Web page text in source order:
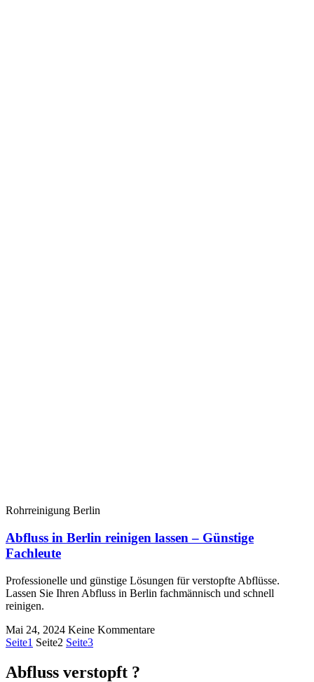
Rohrreinigung Berlin
Abfluss in Berlin reinigen lassen – Günstige
Fachleute
Professionelle und günstige Lösungen für verstopfte Abflüsse.
Lassen Sie Ihren Abfluss in Berlin fachmännisch und schnell
reinigen.
Mai 24, 2024 Keine Kommentare
Seite1 Seite2 Seite3
Abfluss verstopft ?